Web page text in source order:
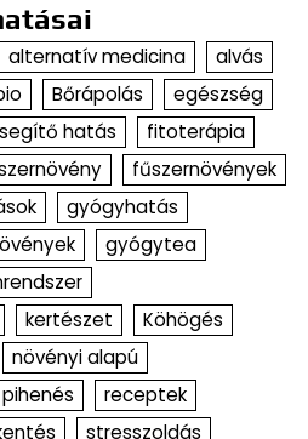
alternatív medicina
alvás
Bőrápolás
egészség
hatás
fitoterápia
fűszernövények
gyógyhatás
gyógytea
kertészet
Köhögés
növényi alapú
pihenés
receptek
stresszoldás